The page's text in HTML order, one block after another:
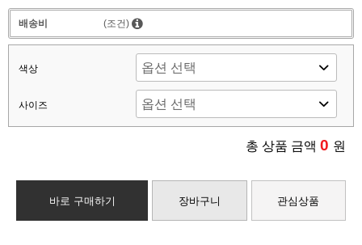
배송비 (조건)
색상
사이즈
총 상품 금액 0 원
바로 구매하기 장바구니 관심상품